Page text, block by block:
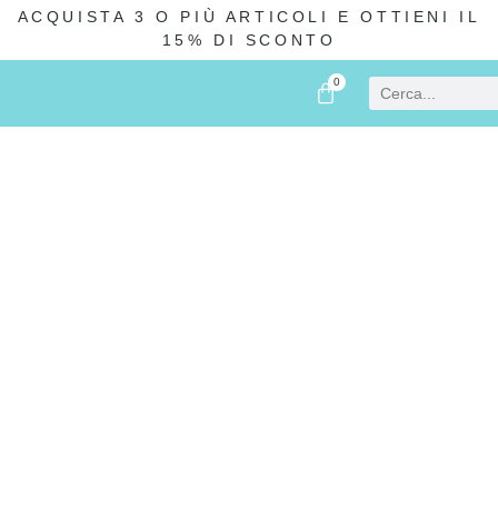
ACQUISTA 3 O PIÙ ARTICOLI E OTTIENI IL
15% DI SCONTO
0